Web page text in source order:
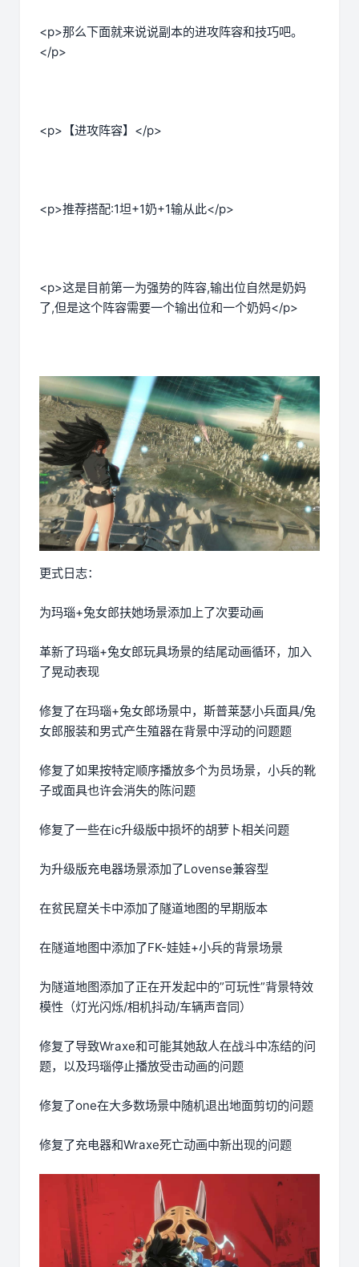
<p>那么下面就来说说副本的进攻阵容和技巧吧。
</p>
<p>【进攻阵容】</p>
<p>推荐搭配:1坦+1奶+1输从此</p>
<p>这是目前第一为强势的阵容,输出位自然是奶妈
了,但是这个阵容需要一个输出位和一个奶妈</p>
更式日志：
为玛瑙+兔女郎扶她场景添加上了次要动画
革新了玛瑙+兔女郎玩具场景的结尾动画循环，加入
了晃动表现
修复了在玛瑙+兔女郎场景中，斯普莱瑟小兵面具/兔
女郎服装和男式产生殖器在背景中浮动的问题题
修复了如果按特定顺序播放多个为员场景，小兵的靴
子或面具也许会消失的陈问题
修复了一些在ic升级版中损坏的胡萝卜相关问题
为升级版充电器场景添加了Lovense兼容型
在贫民窟关卡中添加了隧道地图的早期版本
在隧道地图中添加了FK-娃娃+小兵的背景场景
为隧道地图添加了正在开发起中的”可玩性”背景特效
模性（灯光闪烁/相机抖动/车辆声音同）
修复了导致Wraxe和可能其她敌人在战斗中冻结的问
题，以及玛瑙停止播放受击动画的问题
修复了one在大多数场景中随机退出地面剪切的问题
修复了充电器和Wraxe死亡动画中新出现的问题